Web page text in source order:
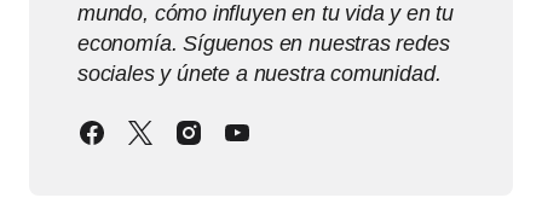
mundo, cómo influyen en tu vida y en tu
economía. Síguenos en nuestras redes
sociales y únete a nuestra comunidad.